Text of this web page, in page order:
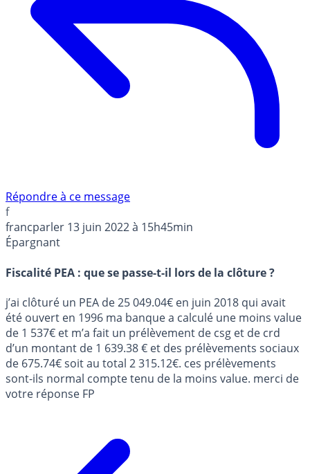
Répondre à ce message
f
francparler 13 juin 2022 à 15h45min
Épargnant
Fiscalité PEA : que se passe-t-il lors de la clôture ?
j’ai clôturé un PEA de 25 049.04€ en juin 2018 qui avait
été ouvert en 1996 ma banque a calculé une moins value
de 1 537€ et m’a fait un prélèvement de csg et de crd
d’un montant de 1 639.38 € et des prélèvements sociaux
de 675.74€ soit au total 2 315.12€. ces prélèvements
sont-ils normal compte tenu de la moins value. merci de
votre réponse FP